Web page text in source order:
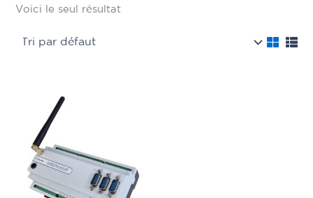
Voici le seul résultat